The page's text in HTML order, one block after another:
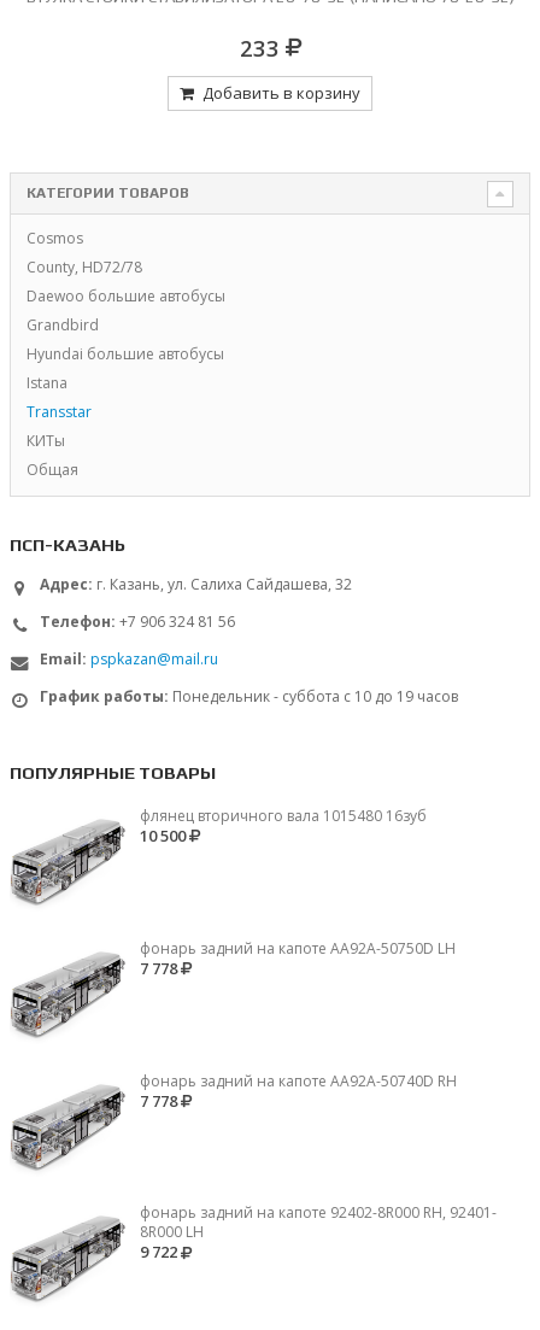
233
Добавить в корзину
КАТЕГОРИИ ТОВАРОВ
Cosmos
County, HD72/78
Daewoo большие автобусы
Grandbird
Hyundai большие автобусы
Istana
Transstar
КИТы
Общая
ПСП-КАЗАНЬ
Адрес: г. Казань, ул. Салиха Сайдашева, 32
Телефон: +7 906 324 81 56
Email: pspkazan@mail.ru
График работы: Понедельник - суббота с 10 до 19 часов
ПОПУЛЯРНЫЕ ТОВАРЫ
флянец вторичного вала 1015480 16зуб
10 500
фонарь задний на капоте AA92A-50750D LH
7 778
фонарь задний на капоте AA92A-50740D RH
7 778
фонарь задний на капоте 92402-8R000 RH, 92401-
8R000 LH
9 722